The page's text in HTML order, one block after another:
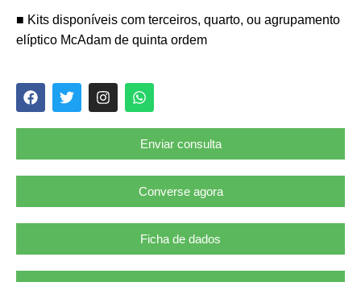
■ Kits disponíveis com terceiros, quarto, ou agrupamento
elíptico McAdam de quinta ordem
Enviar consulta
Converse agora
Ficha de dados